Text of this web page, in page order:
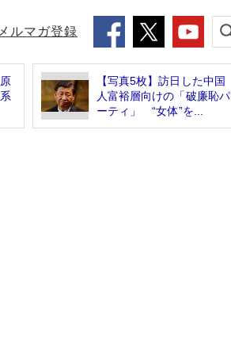
メルマガ登録
【写真5枚】訪日した中国
人富裕層向けの「破廉恥パ
ーティ」 “女体”を...